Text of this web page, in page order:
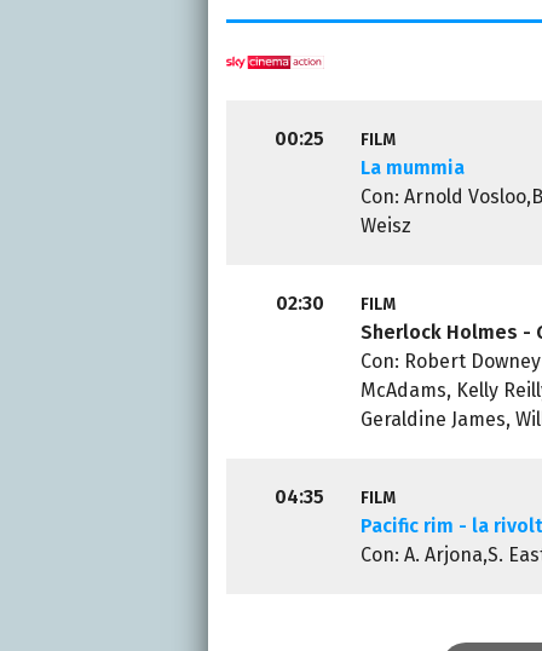
00:25 FILM
La mummia
Con: Arnold
Weisz
02:30 FILM
Sherlock Holmes -
Con: Robert
McAdams, Kelly
Geraldine James,
04:35 FILM
Pacific rim - la
Con: A. Arjona,S.